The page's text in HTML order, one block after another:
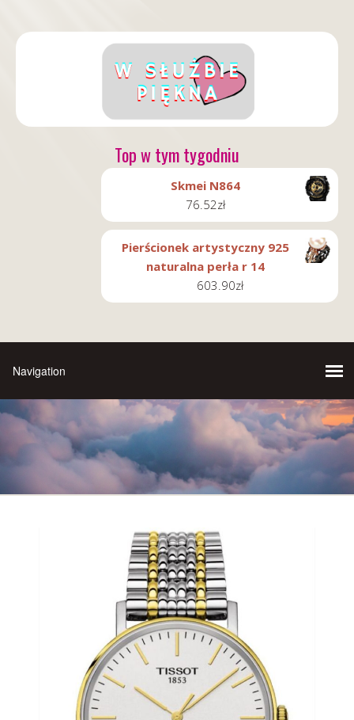
Top w tym tygodniu
Skmei N864
76.52zł
Pierścionek artystyczny 925
naturalna perła r 14
603.90zł